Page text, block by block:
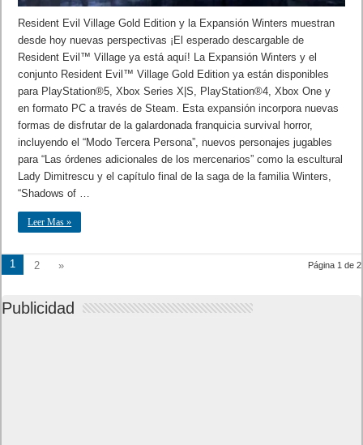
Resident Evil Village Gold Edition y la Expansión Winters muestran
desde hoy nuevas perspectivas ¡El esperado descargable de
Resident Evil™ Village ya está aquí! La Expansión Winters y el
conjunto Resident Evil™ Village Gold Edition ya están disponibles
para PlayStation®5, Xbox Series X|S, PlayStation®4, Xbox One y
en formato PC a través de Steam. Esta expansión incorpora nuevas
formas de disfrutar de la galardonada franquicia survival horror,
incluyendo el “Modo Tercera Persona”, nuevos personajes jugables
para “Las órdenes adicionales de los mercenarios” como la escultural
Lady Dimitrescu y el capítulo final de la saga de la familia Winters,
“Shadows of …
Leer Mas »
Página 1 de 2
1 2 »
Publicidad